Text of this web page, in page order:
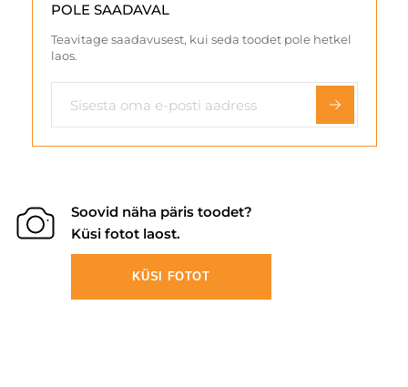
POLE SAADAVAL
Teavitage saadavusest, kui seda toodet pole hetkel
laos.
Soovid näha päris toodet?
Küsi fotot laost.
KÜSI FOTOT